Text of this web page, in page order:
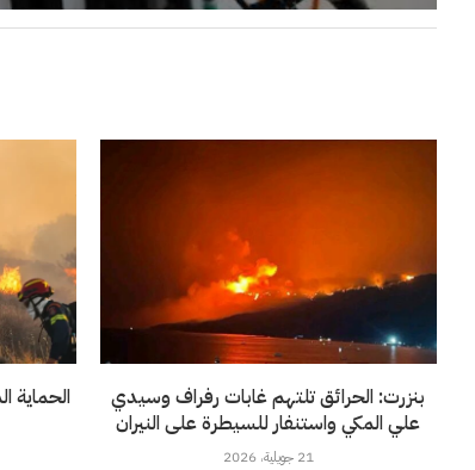
بنزرت: الحرائق تلتهم غابات رفراف وسيدي
علي المكي واستنفار للسيطرة على النيران
21 جويلية، 2026